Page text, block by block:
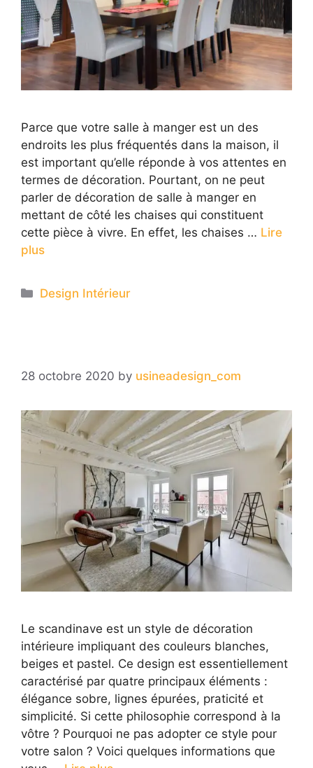
Parce que votre salle à manger est un des
endroits les plus fréquentés dans la maison, il
est important qu’elle réponde à vos attentes en
termes de décoration. Pourtant, on ne peut
parler de décoration de salle à manger en
mettant de côté les chaises qui constituent
cette pièce à vivre. En effet, les chaises … Lire
plus
Categories
Design Intérieur
28 octobre 2020 by usineadesign_com
Le scandinave est un style de décoration
intérieure impliquant des couleurs blanches,
beiges et pastel. Ce design est essentiellement
caractérisé par quatre principaux éléments :
élégance sobre, lignes épurées, praticité et
simplicité. Si cette philosophie correspond à la
vôtre ? Pourquoi ne pas adopter ce style pour
votre salon ? Voici quelques informations que